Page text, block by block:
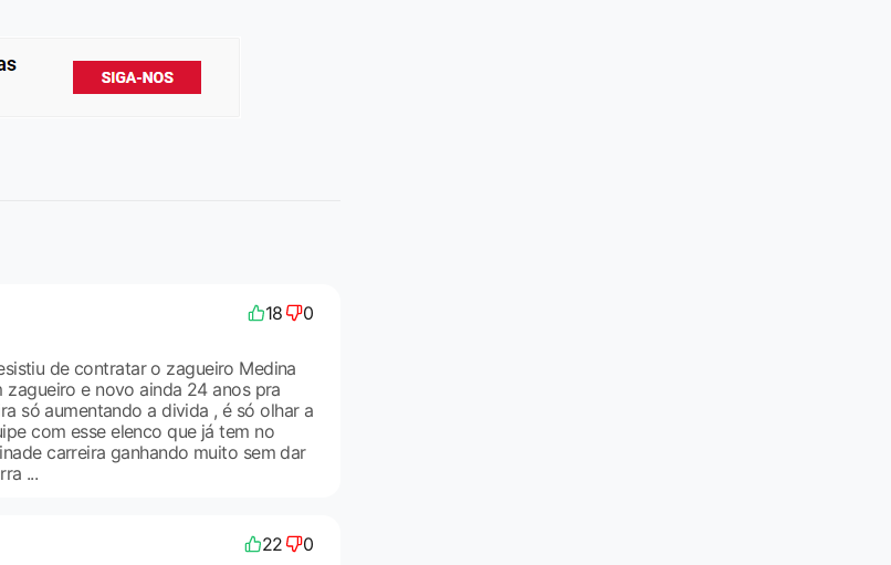
18 0
de contratar o zagueiro Medina
e novo ainda 24 anos pra
só aumentando a divida , é só olhar a
com esse elenco que já tem no
carreira ganhando muito sem dar
...
22 0